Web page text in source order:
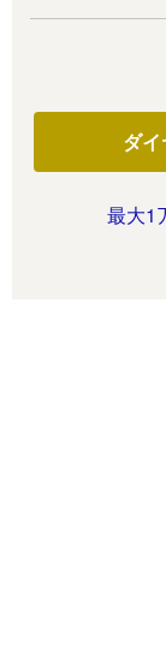
ダ
最大1